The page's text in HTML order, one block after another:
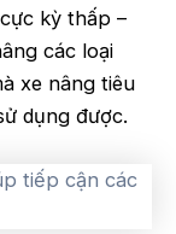
kỳ thấp –
các loại
xe nâng tiêu
dụng được.